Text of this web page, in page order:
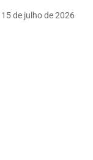
15 de julho de 2026